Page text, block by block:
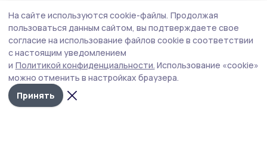
На сайте используются cookie-файлы. Продолжая
пользоваться данным сайтом, вы подтверждаете свое
согласие на использование файлов cookie в соответствии
с настоящим уведомлением
и Политикой конфиденциальности. Использование «cookie»
можно отменить в настройках браузера.
Принять